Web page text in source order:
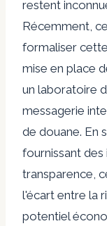
restent
Récemment,
formaliser
mise en place
un laboratoire
messagerie
de douane. En
fournissant
transparence,
l'écart entre la
potentiel